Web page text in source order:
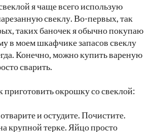
я чаще всего использую
свеклу. Во-первых, так
таких баночек я обычно покупаю
в моем шкафчике запасов свеклу
Конечно, можно купить вареную
сварить.
приготовить окрошку со свеклой:
и остудите. Почистите.
крупной терке. Яйцо просто